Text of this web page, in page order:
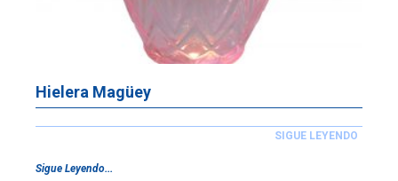
Hielera Magüey
SIGUE LEYENDO
Sigue Leyendo...